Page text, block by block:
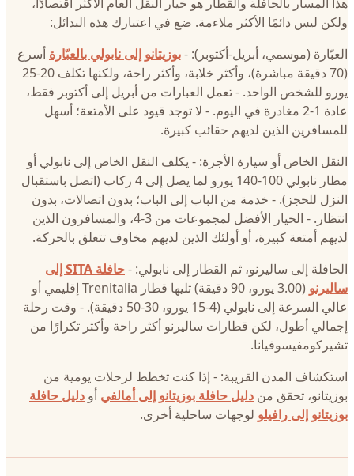
ولكن ليس دائمًا الأكثر ملاءمة. ضع في اعتبارك هذه البدائل:
العبّارة (موسمي، أبريل-أكتوبر): -بوزيتانو إلى نابولي بالعبّارة أسرع
(70 دقيقة مباشرة)، وأكثر خلابة، وأكثر راحة، ولكنها تكلف 20-25
يورو للشخص الواحد. - تعمل العبارات من أبريل إلى أكتوبر فقط،
عادة 1-2 مغادرة في اليوم. - لا توجد قيود على الأمتعة؛ أسهل
للمسافرين الذين لديهم حقائب كبيرة.
النقل الخاص أو سيارة الأجرة: - يكلف النقل الخاص إلى نابولي أو
مطار نابولي 100-140 يورو لما يصل إلى 4 ركاب (اتصل باستقبال
النزل للحجز). - خدمة من الباب إلى الباب؛ بدون اتصالات، بدون
انتظار. - الخيار الأفضل لمجموعات من 3-4، والمسافرون الذين
لديهم أمتعة كبيرة، أو أولئك الذين لديهم مخاوف تتعلق بالحركة.
الحافلة إلى ساليرنو، ثم القطار إلى نابولي: -
حافلة SITA إلى
ساليرنو
(3.00 يورو، 90 دقيقة) تليها قطار Trenitalia إقليمي أو
عالي السرعة إلى نابولي (4-15 يورو، 30-50 دقيقة). - وقت رحلة
إجمالي أطول، لكن قطارات ساليرنو أكثر راحة وأكثر تكرارًا من
تشيركومفيسوفيانا.
استكشاف المدن القريبة: - إذا كنت تخطط لرحلات يومية من
بوزيتانو، تحقق من دليل حافلة بوزيتانو إلى أمالفي أو دليل حافلة
بوزيتانو إلى رافيلو لوجهات ساحلية أخرى.